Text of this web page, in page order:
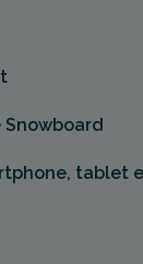
Snowboard
tablet e